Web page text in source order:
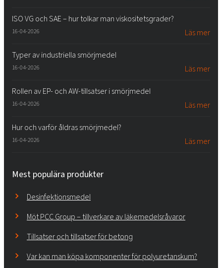
ISO VG och SAE – hur tolkar man viskositetsgrader?
16-04-2026 Läs mer
Typer av industriella smörjmedel
16-04-2026 Läs mer
Rollen av EP- och AW-tillsatser i smörjmedel
16-04-2026 Läs mer
Hur och varför åldras smörjmedel?
16-04-2026 Läs mer
Mest populära produkter
Desinfektionsmedel
Möt PCC Group – tillverkare av läkemedelsråvaror
Tillsatser och tillsatser för betong
Var kan man köpa komponenter för polyuretanskum?